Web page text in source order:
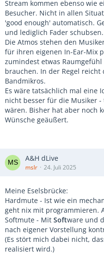
Stream kommen ebenso wie
Besucher. Nicht in allen
'good enough' automatisch.
und lediglich Fader schubsen.
Die Atmos stehen den
für ihren eigenen In-Ear-Mix
zumindest etwas
brauchen. In der Regel
Bandmikros.
Es wäre tatsächlich mal eine
nicht besser für die Musiker -
wären. Bisher hat aber noch
Wünsche geäußert.
A&H dLive
mslr 24. Juli 2025
Meine Eselsbrücke:
Hardmute - Ist wie ein
geht nix mit programmieren.
Softmute - Mit Software und
nach eigener Vorstellung
(Es stört mich dabei nicht,
realisiert wird.)